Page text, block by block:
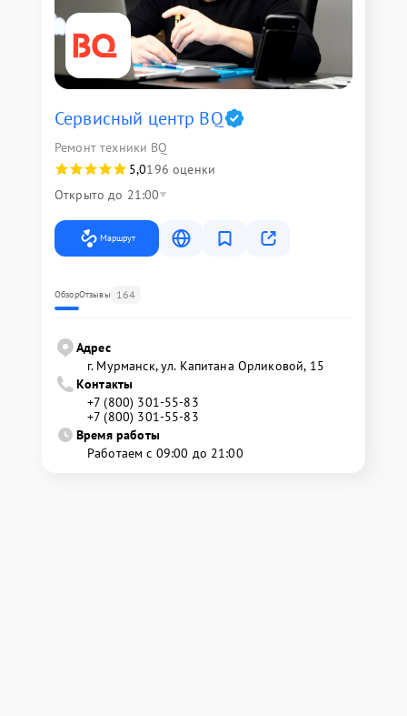
Сервисный центр BQ
Ремонт техники BQ
5,0196 оценки
Открыто до 21:00
Маршрут
ОбзорОтзывы 164
Адрес
г. Мурманск, ул. Капитана Орликовой, 15
Контакты
+7 (800) 301-55-83
+7 (800) 301-55-83
Время работы
Работаем с 09:00 до 21:00